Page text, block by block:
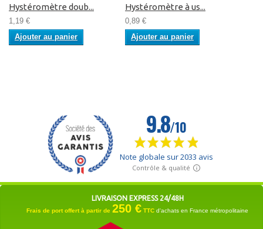
Hystéromètre doub...
1,19 €
Ajouter au panier
Hystéromètre à us...
0,89 €
Ajouter au panier
LIVRAISON EXPRESS 24/48H
Frais de port offert à partir de 250 € TTC d'achats en France métropolitaine